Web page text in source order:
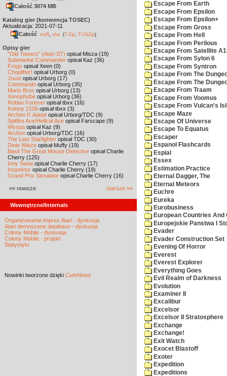
Całość 3074 MB
Katalog gier (konwencja TOSEC)
Aktualizacja: 2021-07-11
Całość md5 sha (7-Zip TUGZip)
Opisy gier
"Old Towers" (Atari ST) opisał Misza (19)
Submarine Commander opisał Kaz (36)
Frogs opisał Xeen (0)
Choplifter! opisał Urborg (0)
Joust opisał Urborg (17)
Commando opisał Urborg (35)
Mario Bros opisał Urborg (13)
Xenophobe opisał Urborg (36)
Robbo Forever opisał tbxx (16)
Kolony 2106 opisał tbxx (3)
Archon II: Adept opisał Urborg/TDC (9)
Spitfire Ace/Hellcat Ace opisał Farscape (9)
Wyspa opisał Kaz (9)
Archon opisał Urborg/TDC (16)
The Last Starfighter opisał TDC (30)
Dwie Wieże opisał Muffy (19)
Basil The Great Mouse Detective opisał Charlie
Cherry (125)
Inny Świat opisał Charlie Cherry (17)
Inspektor opisał Charlie Cherry (19)
Grand Prix Simulator opisał Charlie Cherry (16)
«« nowsze starsze »»
Wewnętrzne/Internals
Organizowanie imprez Atari - dyskusja
Atari demoscene database - dyskusja
Colony Mobile - dyskusja
Colony Mobile - projekt
Statystyki
Nowinki tworzone dzięki CuteNews
Escape From Earth
Escape From Epsilon
Escape From Epsilon+
Escape From Gross
Escape From Hell
Escape From Perilous
Escape From Satellite
Escape From Sylon 6
Escape From Syntron
Escape From The
Escape From The
Escape From Traam
Escape From Voomus
Escape From Vulcan's
Escape Maze
Escape Of Universe
Escape To Equatus
Escaper
Espanol Flashcards
Espial
Essex
Estimation Practice
Eternal Dagger, The
Eternal Meteors
Euchre
Eureka
Eurobusiness
European Countries And
Europejskie Panstwa I
Evader
Evader Construction Set
Evening Of Horror
Everest
Everest Explorer
Everything Goes
Evil Realm of Darkness
Evolution
Examiner II
Excalibur
Excelsor
Excelsor II Stratosphere
Exchange
Exchange!
Exit Watch
Exocet Blastoff
Exoter
Expedition
Expeditions